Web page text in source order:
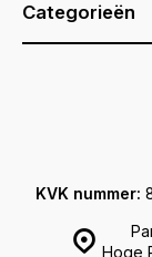
Categorieën
Hoge
KVK nummer: